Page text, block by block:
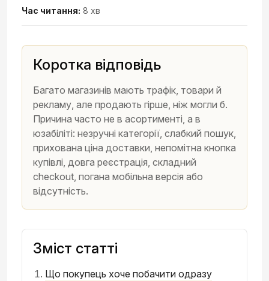
Час читання: 8 хв
Коротка відповідь
Багато магазинів мають трафік, товари й
рекламу, але продають гірше, ніж могли б.
Причина часто не в асортименті, а в
юзабіліті: незручні категорії, слабкий пошук,
прихована ціна доставки, непомітна кнопка
купівлі, довга реєстрація, складний
checkout, погана мобільна версія або
відсутність.
Зміст статті
Що покупець хоче побачити одразу